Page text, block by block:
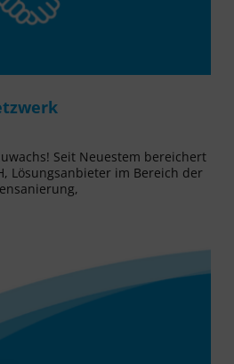
Seit Neuestem bereichert
Lösungsanbieter im Bereich der